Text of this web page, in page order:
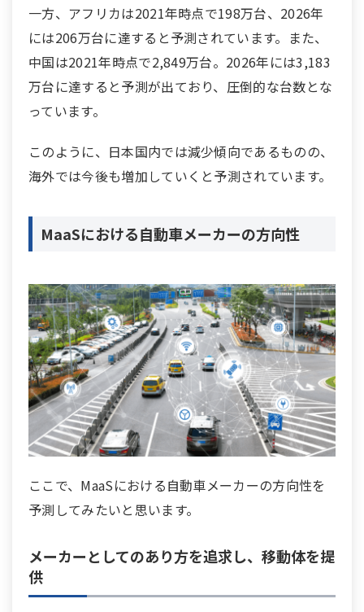
一方、アフリカは2021年時点で198万台、2026年
には206万台に達すると予測されています。また、
中国は2021年時点で2,849万台。2026年には3,183
万台に達すると予測が出ており、圧倒的な台数とな
っています。
このように、日本国内では減少傾向であるものの、
海外では今後も増加していくと予測されています。
MaaSにおける自動車メーカーの方向性
ここで、MaaSにおける自動車メーカーの方向性を
予測してみたいと思います。
メーカーとしてのあり方を追求し、移動体を提
供